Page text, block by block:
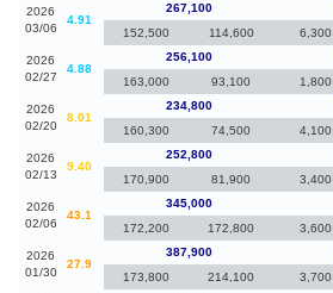
2026
03/06
4.91
267,100
152,500
114,600 6,300
2026
02/27
4.88
256,100
163,000
93,100 1,800
2026
02/20
8.01
234,800
160,300
74,500 4,100
2026
02/13
9.40
252,800
170,900
81,900 3,400
2026
02/06
43.1
345,000
172,200
172,800 3,600
2026
01/30
27.9
387,900
173,800
214,100 3,700